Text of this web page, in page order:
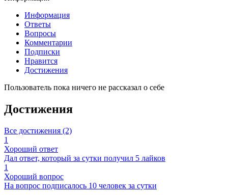
Информация
Ответы
Вопросы
Комментарии
Подписки
Нравится
Достижения
Пользователь пока ничего не рассказал о себе
Достижения
Все достижения (2)
1
Хороший ответ
Дал ответ, который за сутки получил 5 лайков
1
Хороший вопрос
На вопрос подписалось 10 человек за сутки